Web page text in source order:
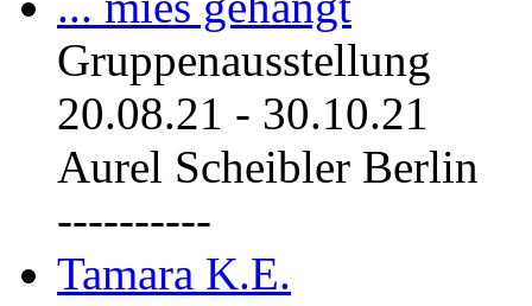
Gruppenausstellung
20.08.21 - 30.10.21
Aurel Scheibler Berlin
----------
Tamara K.E.